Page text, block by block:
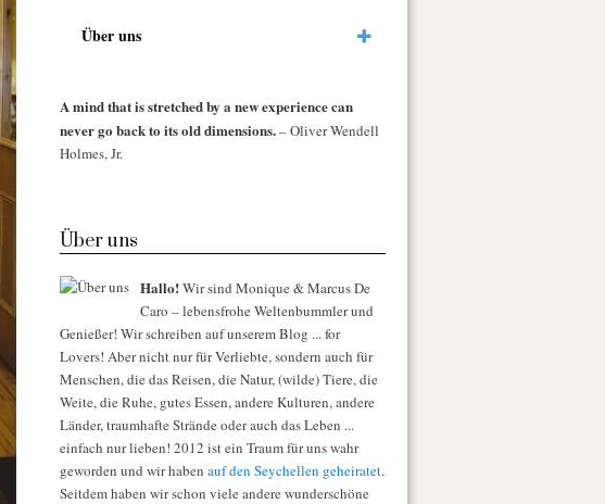
Über uns
A mind that is stretched by a new experience can
never go back to its old dimensions.– Oliver Wendell
Holmes, Jr.
Über uns
Hallo!Wir sind Monique & Marcus De
Caro – lebensfrohe Weltenbummler und
Genießer! Wir schreiben auf unserem Blog ... for
Lovers! Aber nicht nur für Verliebte, sondern auch für
Menschen, die das Reisen, die Natur, (wilde) Tiere, die
Weite, die Ruhe, gutes Essen, andere Kulturen, andere
Länder, traumhafte Strände oder auch das Leben ...
einfach nur lieben! 2012 ist ein Traum für uns wahr
geworden und wir haben auf den Seychellen geheiratet.
Seitdem haben wir schon viele andere wunderschöne